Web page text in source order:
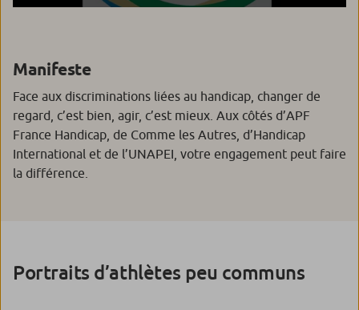
Manifeste
Face aux discriminations liées au handicap, changer de
regard, c’est bien, agir, c’est mieux. Aux côtés d’APF
France Handicap, de Comme les Autres, d’Handicap
International et de l’UNAPEI, votre engagement peut faire
la différence.
Portraits d’athlètes peu communs